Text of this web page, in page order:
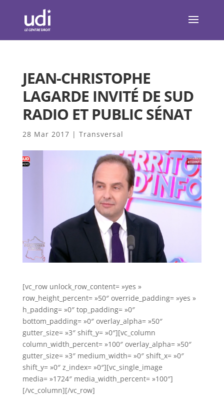
JEAN-CHRISTOPHE
LAGARDE INVITÉ DE SUD
RADIO ET PUBLIC SÉNAT
28 Mar 2017 | Transversal
[vc_row unlock_row_content= »yes »
row_height_percent= »50″ override_padding= »yes »
h_padding= »0″ top_padding= »0″
bottom_padding= »0″ overlay_alpha= »50″
gutter_size= »3″ shift_y= »0″][vc_column
column_width_percent= »100″ overlay_alpha= »50″
gutter_size= »3″ medium_width= »0″ shift_x= »0″
shift_y= »0″ z_index= »0″][vc_single_image
media= »1724″ media_width_percent= »100″]
[/vc_column][/vc_row]